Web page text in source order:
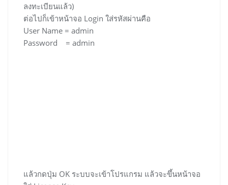
ลงทะเบียนแล้ว)
ต่อไปก็เข้าหน้าจอ Login ใส่รหัสผ่านคือ
User Name = admin
Password = admin
แล้วกดปุ่ม OK ระบบจะเข้าโปรแกรม แล้วจะขึ้นหน้าจอ